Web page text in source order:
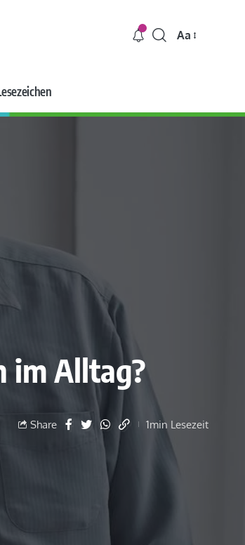
Aa
im Alltag?
Share 1min Lesezeit